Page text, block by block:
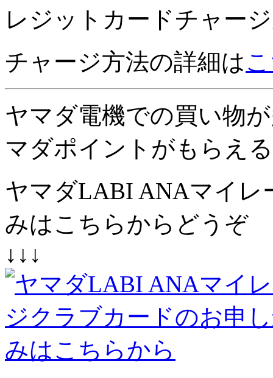
レジットカードチャー
チャージ方法の詳細は
ヤマダ電機での買い物
マダポイントがもらえ
ヤマダLABI ANAマイレ
みはこちらからどうぞ
↓↓↓